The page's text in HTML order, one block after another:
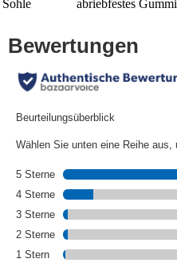
Sohle
abriebfestes Gummi